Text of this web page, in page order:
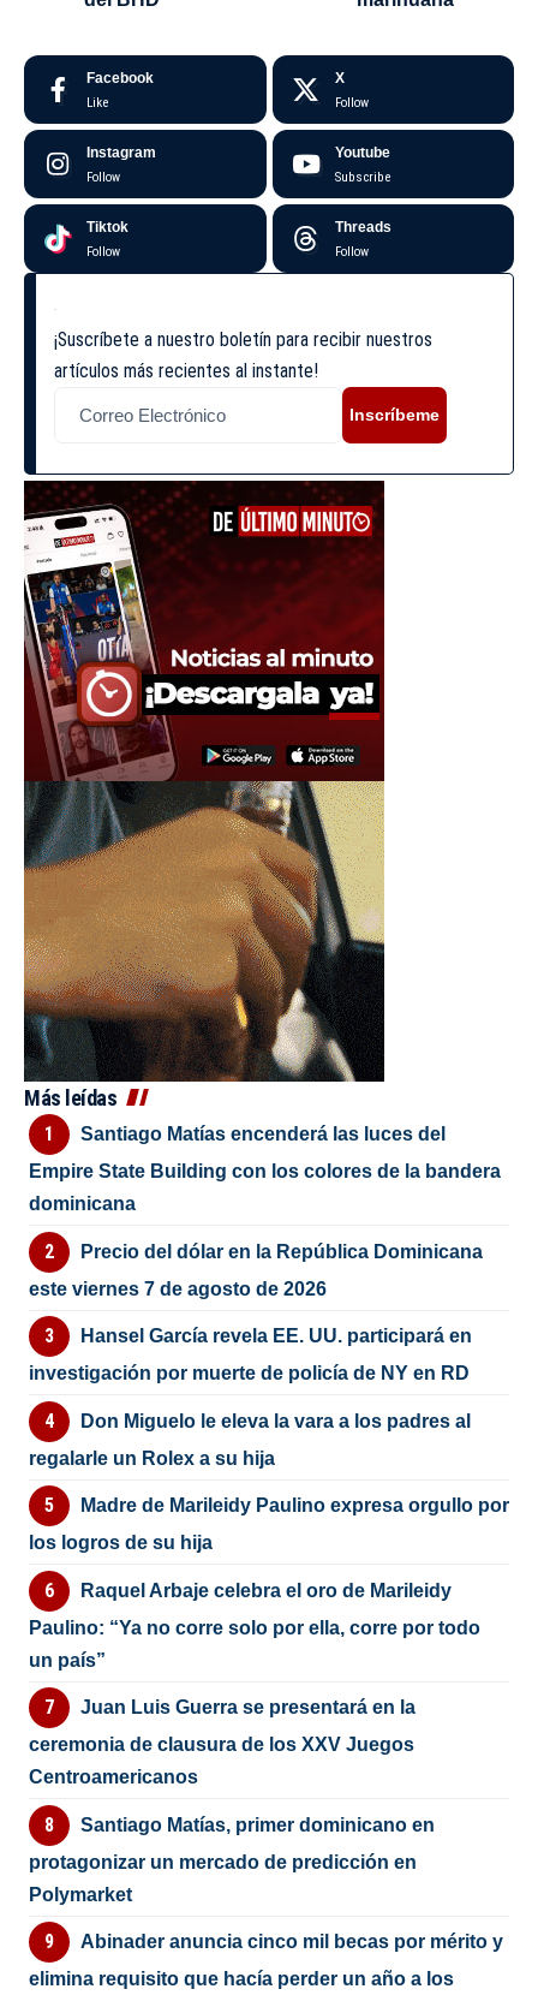
Facebook
Like
X
Follow
Instagram
Follow
Youtube
Subscribe
Tiktok
Follow
Threads
Follow
¡Suscríbete a nuestro boletín para recibir nuestros
artículos más recientes al instante!
Inscríbeme
Más leídas
Santiago Matías encenderá las luces del
Empire State Building con los colores de la bandera
dominicana
Precio del dólar en la República Dominicana
este viernes 7 de agosto de 2026
Hansel García revela EE. UU. participará en
investigación por muerte de policía de NY en RD
Don Miguelo le eleva la vara a los padres al
regalarle un Rolex a su hija
Madre de Marileidy Paulino expresa orgullo por
los logros de su hija
Raquel Arbaje celebra el oro de Marileidy
Paulino: “Ya no corre solo por ella, corre por todo
un país”
Juan Luis Guerra se presentará en la
ceremonia de clausura de los XXV Juegos
Centroamericanos
Santiago Matías, primer dominicano en
protagonizar un mercado de predicción en
Polymarket
Abinader anuncia cinco mil becas por mérito y
elimina requisito que hacía perder un año a los